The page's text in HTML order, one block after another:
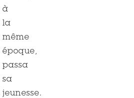
à
la
même
époque,
passa
sa
jeunesse.